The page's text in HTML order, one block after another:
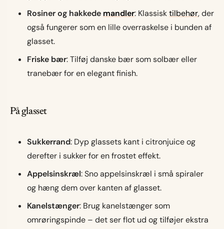
Rosiner og hakkede mandler: Klassisktilbehør, der
også fungerer som en lille overraskelse i bunden af
glasset.
Friske bær: Tilføj danske bær som solbær eller
tranebær for en elegant finish.
På glasset
Sukkerrand: Dyp glassets kant i citronjuice og
derefter i sukker for en frostet effekt.
Appelsinskræl: Sno appelsinskræl i små spiraler
og hæng dem over kanten af glasset.
Kanelstænger: Brug kanelstænger som
omrøringspinde – det ser flot ud og tilføjer ekstra